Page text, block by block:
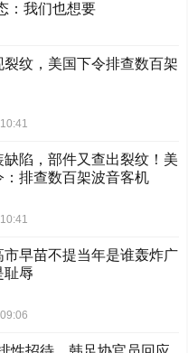
：我们也想要
裂纹，美国下令排查数百架
缺陷，部件又查出裂纹！美
排查数百架波音客机
早苗不提当年是谁轰炸广
耻辱